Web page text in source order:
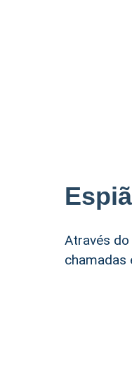
Através
chamadas